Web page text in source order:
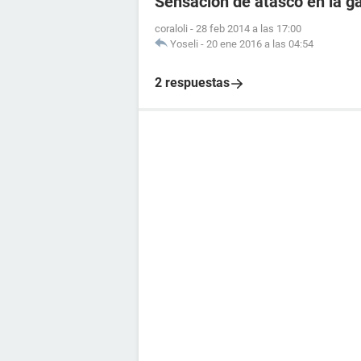
coraloli - 28 feb 2014 a las 17:00
Yoseli - 20 ene 2016 a las 04:54
2 respuestas